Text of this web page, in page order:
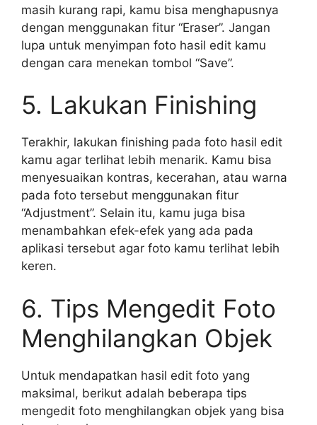
masih kurang rapi, kamu bisa menghapusnya
dengan menggunakan fitur “Eraser”. Jangan
lupa untuk menyimpan foto hasil edit kamu
dengan cara menekan tombol “Save”.
5. Lakukan Finishing
Terakhir, lakukan finishing pada foto hasil edit
kamu agar terlihat lebih menarik. Kamu bisa
menyesuaikan kontras, kecerahan, atau warna
pada foto tersebut menggunakan fitur
“Adjustment”. Selain itu, kamu juga bisa
menambahkan efek-efek yang ada pada
aplikasi tersebut agar foto kamu terlihat lebih
keren.
6. Tips Mengedit Foto
Menghilangkan Objek
Untuk mendapatkan hasil edit foto yang
maksimal, berikut adalah beberapa tips
mengedit foto menghilangkan objek yang bisa